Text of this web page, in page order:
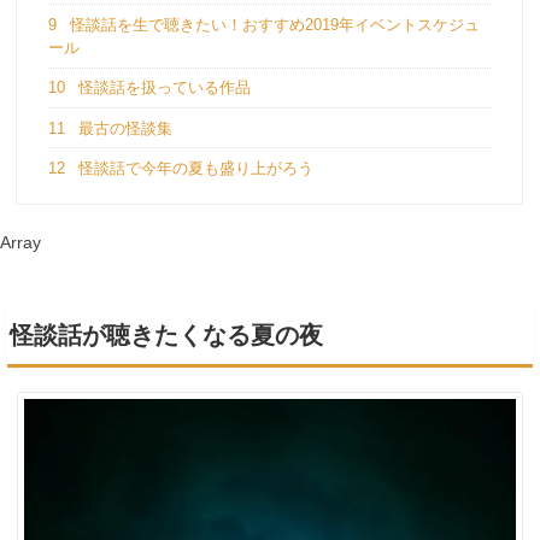
9
怪談話を生で聴きたい！おすすめ2019年イベントスケジュ
ール
10 怪談話を扱っている作品
11 最古の怪談集
12 怪談話で今年の夏も盛り上がろう
Array
怪談話が聴きたくなる夏の夜